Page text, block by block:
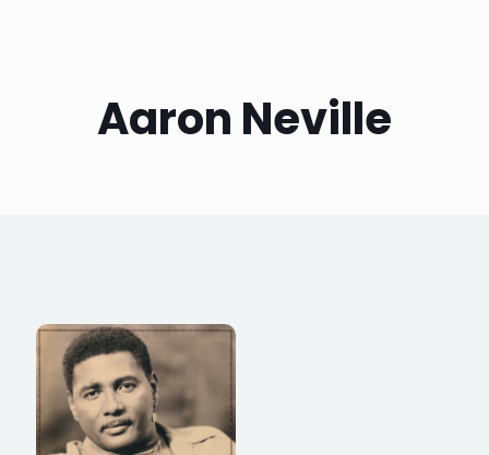
Aaron Neville